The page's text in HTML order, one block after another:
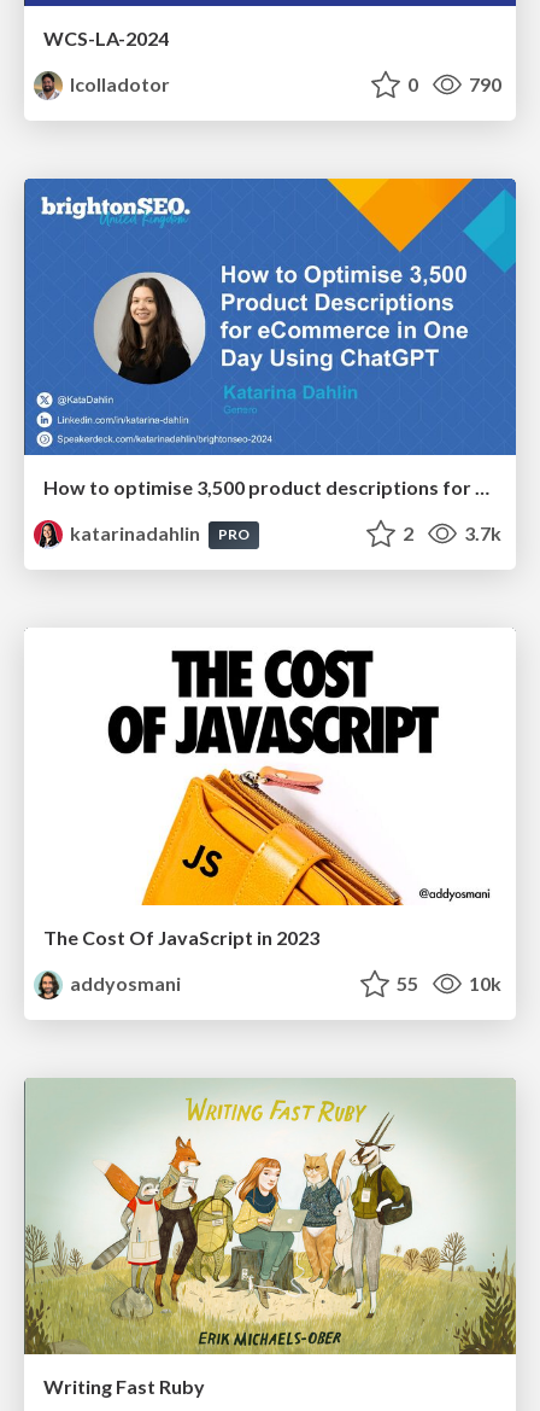
WCS-LA-2024
lcolladotor
0 790
How to optimise 3,500 product descriptions for ecommerce in one day using ChatGPT
katarinadahlin
PRO 2 3.7k
The Cost Of JavaScript in 2023
addyosmani
55 10k
Writing Fast Ruby